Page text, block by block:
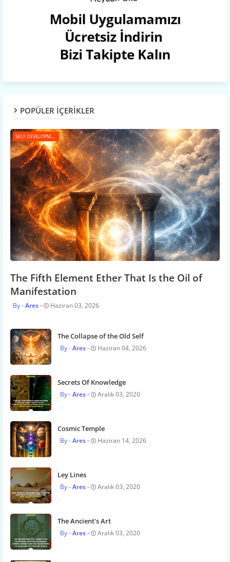
POPÜLER İÇERİKLER
SELF DEVELOPMENT
The Fifth Element Ether That Is the Oil of
Manifestation
Ares Haziran 03, 2026
The Collapse of the Old Self
Ares Haziran 04, 2026
Secrets Of Knowledge
Ares Aralık 03, 2020
Cosmic Temple
Ares Haziran 14, 2026
Ley Lines
Ares Aralık 03, 2020
The Ancient's Art
Ares Aralık 03, 2020